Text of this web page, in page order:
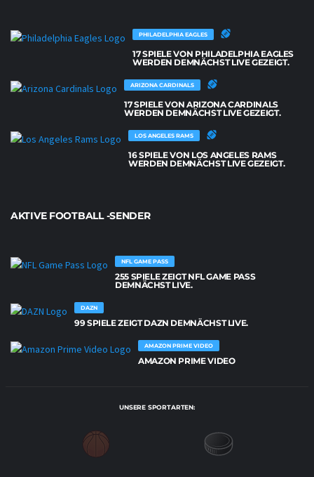
PHILADELPHIA EAGLES
17 SPIELE VON PHILADELPHIA EAGLES
WERDEN DEMNÄCHST LIVE GEZEIGT.
ARIZONA CARDINALS
17 SPIELE VON ARIZONA CARDINALS
WERDEN DEMNÄCHST LIVE GEZEIGT.
LOS ANGELES RAMS
16 SPIELE VON LOS ANGELES RAMS
WERDEN DEMNÄCHST LIVE GEZEIGT.
AKTIVE FOOTBALL -SENDER
NFL GAME PASS
255 SPIELE ZEIGT NFL GAME PASS
DEMNÄCHST LIVE.
DAZN
99 SPIELE ZEIGT DAZN DEMNÄCHST LIVE.
AMAZON PRIME VIDEO
AMAZON PRIME VIDEO
UNSERE SPORTARTEN: